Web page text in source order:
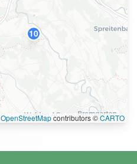
10
OpenStreetMapcontributors ©CARTO